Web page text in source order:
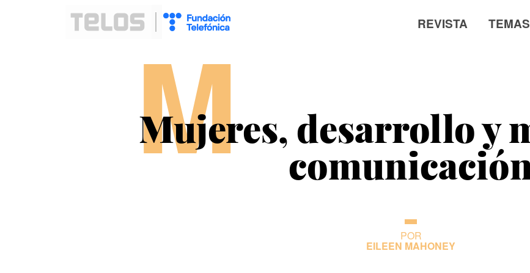
REVISTA TEMAS
M
Mujeres, desarrollo y
POR
EILEEN MAHONEY